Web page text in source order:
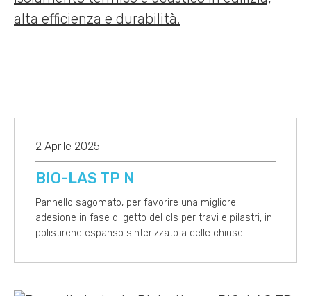
2 Aprile 2025
BIO-LAS TP N
Pannello sagomato, per favorire una migliore
adesione in fase di getto del cls per travi e pilastri, in
polistirene espanso sinterizzato a celle chiuse.